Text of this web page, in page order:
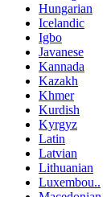
Hungarian
Icelandic
Igbo
Javanese
Kannada
Kazakh
Khmer
Kurdish
Kyrgyz
Latin
Latvian
Lithuanian
Luxembou..